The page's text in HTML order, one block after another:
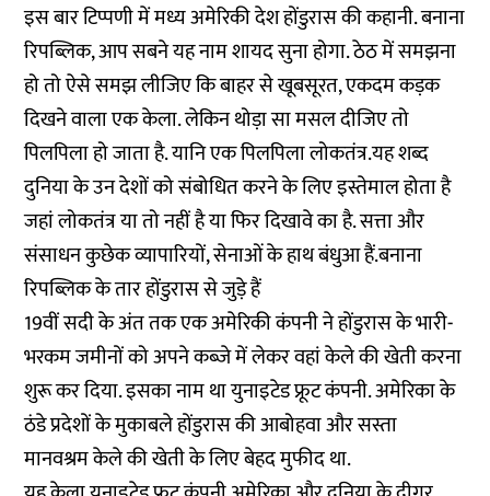
इस बार टिप्पणी में मध्य अमेरिकी देश होंडुरास की कहानी. बनाना
रिपब्लिक, आप सबने यह नाम शायद सुना होगा. ठेठ में समझना
हो तो ऐसे समझ लीजिए कि बाहर से खूबसूरत, एकदम कड़क
दिखने वाला एक केला. लेकिन थोड़ा सा मसल दीजिए तो
पिलपिला हो जाता है. यानि एक पिलपिला लोकतंत्र.यह शब्द
दुनिया के उन देशों को संबोधित करने के लिए इस्तेमाल होता है
जहां लोकतंत्र या तो नहीं है या फिर दिखावे का है. सत्ता और
संसाधन कुछेक व्यापारियों, सेनाओं के हाथ बंधुआ हैं.बनाना
रिपब्लिक के तार होंडुरास से जुड़े हैं
19वीं सदी के अंत तक एक अमेरिकी कंपनी ने होंडुरास के भारी-
भरकम जमीनों को अपने कब्जे में लेकर वहां केले की खेती करना
शुरू कर दिया. इसका नाम था युनाइटेड फ्रूट कंपनी. अमेरिका के
ठंडे प्रदेशों के मुकाबले होंडुरास की आबोहवा और सस्ता
मानवश्रम केले की खेती के लिए बेहद मुफीद था.